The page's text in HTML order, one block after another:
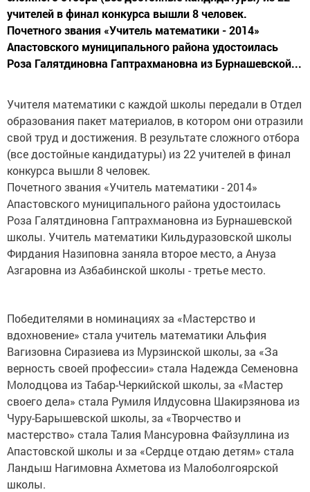
учителей в финал конкурса вышли 8 человек.
Почетного звания «Учитель математики - 2014»
Апастовского муниципального района удостоилась
Роза Галятдиновна Гаптрахмановна из Бурнашевской...
Учителя математики с каждой школы передали в Отдел
образования пакет материалов, в котором они отразили
свой труд и достижения. В результате сложного отбора
(все достойные кандидатуры) из 22 учителей в финал
конкурса вышли 8 человек.
Почетного звания «Учитель математики - 2014»
Апастовского муниципального района удостоилась
Роза Галятдиновна Гаптрахмановна из Бурнашевской
школы. Учитель математики Кильдуразовской школы
Фирдания Назиповна заняла второе место, а Ануза
Азгаровна из Азбабинской школы - третье место.
Победителями в номинациях за «Мастерство и
вдохновение» стала учитель математики Альфия
Вагизовна Сиразиева из Мурзинской школы, за «За
верность своей профессии» стала Надежда Семеновна
Молодцова из Табар-Черкийской школы, за «Мастер
своего дела» стала Румиля Илдусовна Шакирзянова из
Чуру-Барышевской школы, за «Творчество и
мастерство» стала Талия Мансуровна Файзуллина из
Апастовской школы и за «Сердце отдаю детям» стала
Ландыш Нагимовна Ахметова из Малоболгоярской
школы.